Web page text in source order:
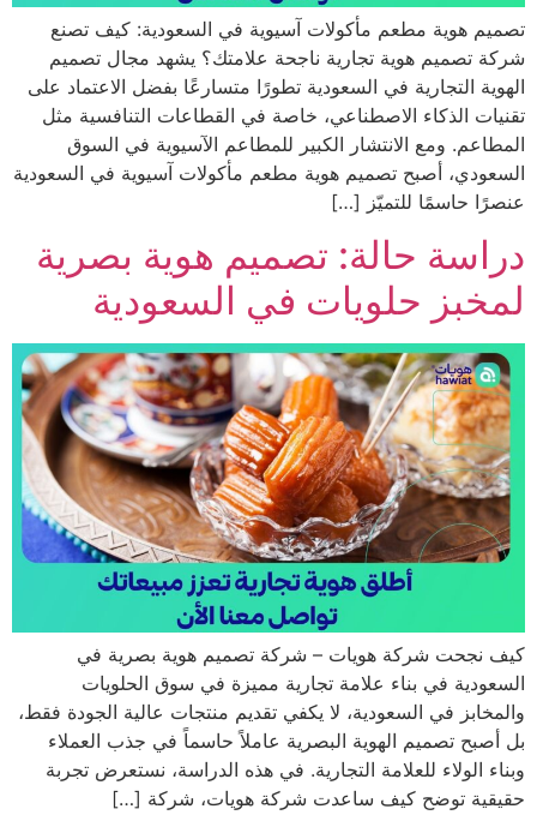
هوية مطعم مأكولات آسيوية في السعودية: كيف تصنع
تصميم هوية تجارية ناجحة علامتك؟ يشهد مجال تصميم
التجارية في السعودية تطورًا متسارعًا بفضل الاعتماد على
الذكاء الاصطناعي، خاصة في القطاعات التنافسية مثل
ومع الانتشار الكبير للمطاعم الآسيوية في السوق
أصبح تصميم هوية مطعم مأكولات آسيوية في السعودية
حاسمًا للتميّز […]
حالة: تصميم هوية بصرية
حلويات في السعودية
شركة هويات – شركة تصميم هوية بصرية في
في بناء علامة تجارية مميزة في سوق الحلويات
في السعودية، لا يكفي تقديم منتجات عالية الجودة فقط،
تصميم الهوية البصرية عاملاً حاسماً في جذب العملاء
الولاء للعلامة التجارية. في هذه الدراسة، نستعرض تجربة
توضح كيف ساعدت شركة هويات، شركة […]